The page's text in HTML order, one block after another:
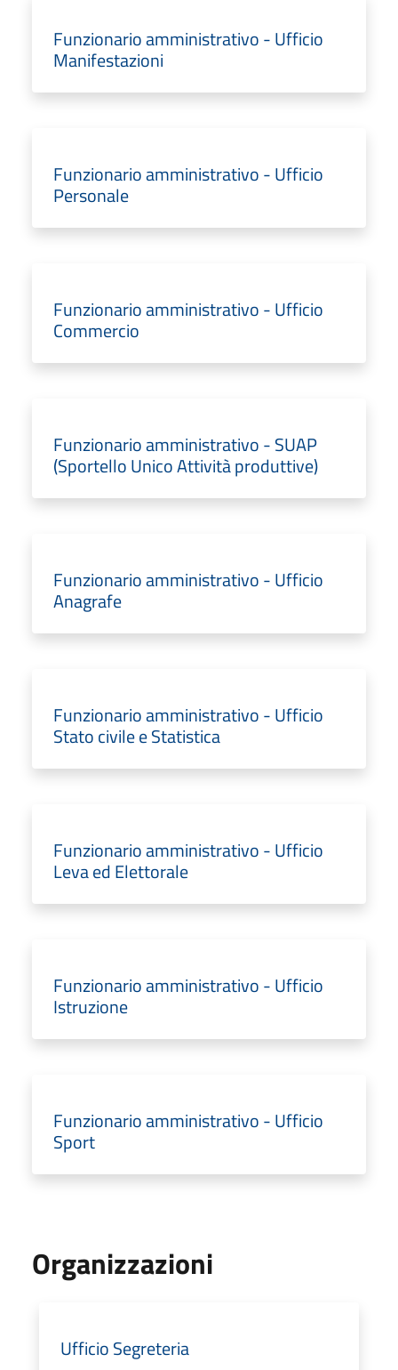
Funzionario amministrativo - Ufficio
Manifestazioni
Funzionario amministrativo - Ufficio
Personale
Funzionario amministrativo - Ufficio
Commercio
Funzionario amministrativo - SUAP
(Sportello Unico Attività produttive)
Funzionario amministrativo - Ufficio
Anagrafe
Funzionario amministrativo - Ufficio
Stato civile e Statistica
Funzionario amministrativo - Ufficio
Leva ed Elettorale
Funzionario amministrativo - Ufficio
Istruzione
Funzionario amministrativo - Ufficio
Sport
Organizzazioni
Ufficio Segreteria